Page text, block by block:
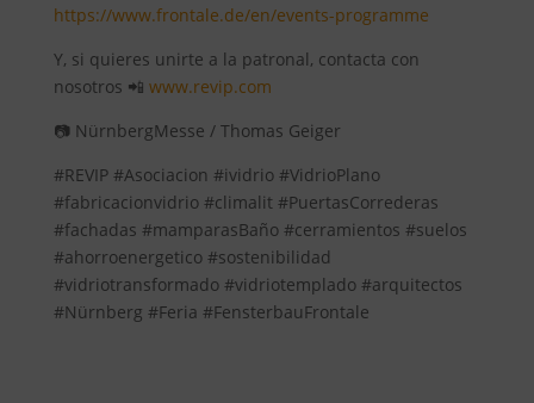
https://www.frontale.de/en/events-programme
Y, si quieres unirte a la patronal, contacta con
nosotros 📲 www.revip.com
📷 NürnbergMesse / Thomas Geiger
#REVIP #Asociacion #ividrio #VidrioPlano
#fabricacionvidrio #climalit #PuertasCorrederas
#fachadas #mamparasBaño #cerramientos #suelos
#ahorroenergetico #sostenibilidad
#vidriotransformado #vidriotemplado #arquitectos
#Nürnberg #Feria #FensterbauFrontale